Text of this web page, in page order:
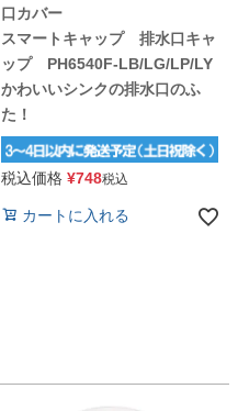
口カバー
スマートキャップ 排水口キャ
ップ PH6540F-LB/LG/LP/LY
かわいいシンクの排水口のふ
た！
税込価格 ¥748税込
カートに入れる